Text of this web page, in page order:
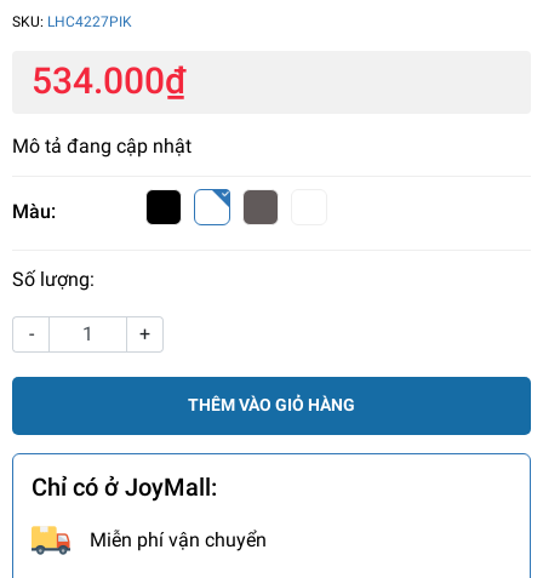
SKU: LHC4227PIK
534.000₫
Mô tả đang cập nhật
Màu:
Số lượng:
- +
THÊM VÀO GIỎ HÀNG
Chỉ có ở JoyMall:
Miễn phí vận chuyển